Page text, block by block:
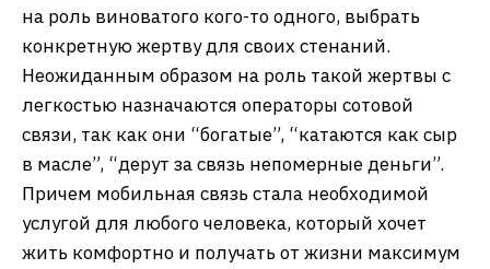
на роль виноватого кого-то одного, выбрать
конкретную жертву для своих стенаний.
Неожиданным образом на роль такой жертвы с
легкостью назначаются операторы сотовой
связи, так как они “богатые”, “катаются как сыр
в масле”, “дерут за связь непомерные деньги”.
Причем мобильная связь стала необходимой
услугой для любого человека, который хочет
жить комфортно и получать от жизни максимум